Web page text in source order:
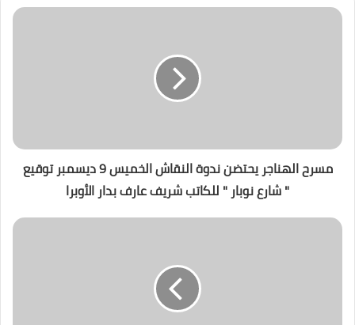
مسرح الهناجر يحتضن ندوة النقاش الخميس 9 ديسمبر توقيع
" شارع نوبار " للكاتب شريف عارف بدار الأوبرا